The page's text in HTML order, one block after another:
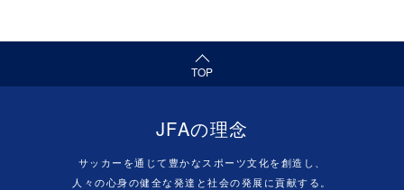
TOP
（ページの先頭へ）
JFAの理念
サッカーを通じて豊かなスポーツ文化を創造し、
人々の心身の健全な発達と社会の発展に貢献する。